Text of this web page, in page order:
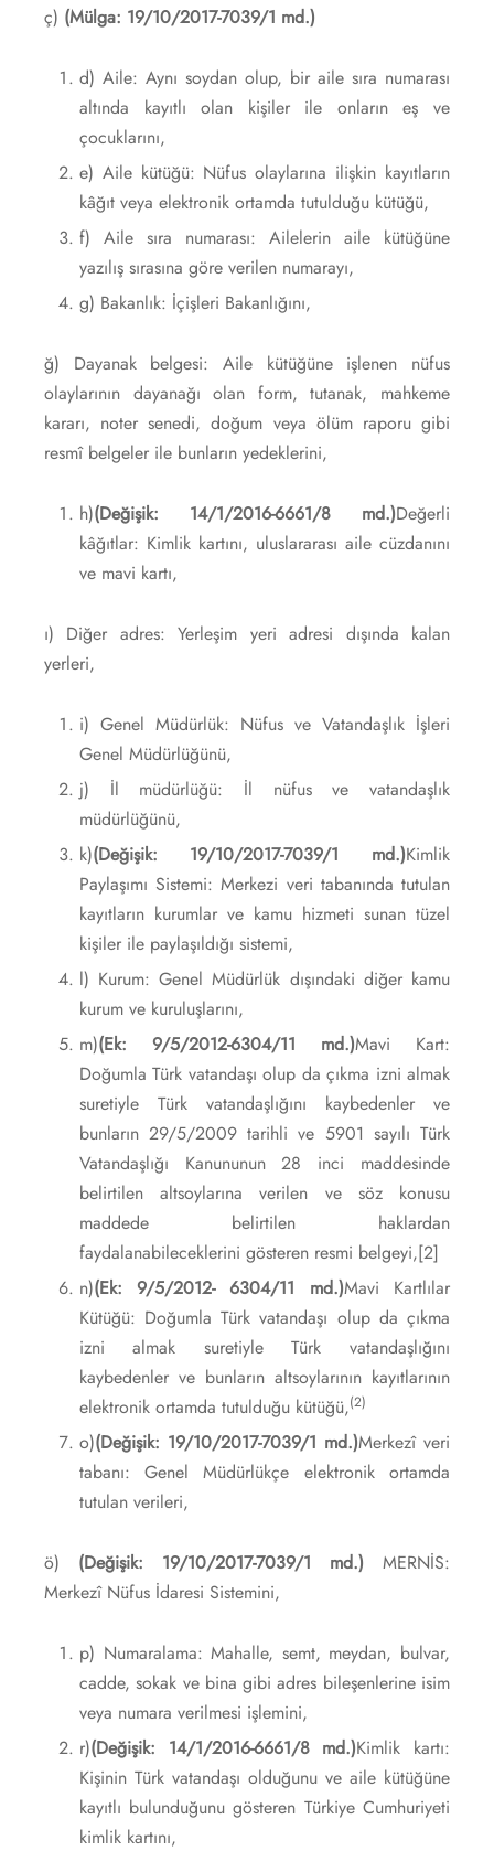
ç) (Mülga: 19/10/2017-7039/1 md.)
d) Aile: Aynı soydan olup, bir aile sıra numarası
altında kayıtlı olan kişiler ile onların eş ve
çocuklarını,
e) Aile kütüğü: Nüfus olaylarına ilişkin kayıtların
kâğıt veya elektronik ortamda tutulduğu kütüğü,
f) Aile sıra numarası: Ailelerin aile kütüğüne
yazılış sırasına göre verilen numarayı,
g) Bakanlık: İçişleri Bakanlığını,
ğ) Dayanak belgesi: Aile kütüğüne işlenen nüfus
olaylarının dayanağı olan form, tutanak, mahkeme
kararı, noter senedi, doğum veya ölüm raporu gibi
resmî belgeler ile bunların yedeklerini,
h)(Değişik: 14/1/2016-6661/8 md.)Değerli
kâğıtlar: Kimlik kartını, uluslararası aile cüzdanını
ve mavi kartı,
ı) Diğer adres: Yerleşim yeri adresi dışında kalan
yerleri,
i) Genel Müdürlük: Nüfus ve Vatandaşlık İşleri
Genel Müdürlüğünü,
j) İl müdürlüğü: İl nüfus ve vatandaşlık
müdürlüğünü,
k)(Değişik: 19/10/2017-7039/1 md.)Kimlik
Paylaşımı Sistemi: Merkezi veri tabanında tutulan
kayıtların kurumlar ve kamu hizmeti sunan tüzel
kişiler ile paylaşıldığı sistemi,
l) Kurum: Genel Müdürlük dışındaki diğer kamu
kurum ve kuruluşlarını,
m)(Ek: 9/5/2012-6304/11 md.)Mavi Kart:
Doğumla Türk vatandaşı olup da çıkma izni almak
suretiyle Türk vatandaşlığını kaybedenler ve
bunların 29/5/2009 tarihli ve 5901 sayılı Türk
Vatandaşlığı Kanununun 28 inci maddesinde
belirtilen altsoylarına verilen ve söz konusu
maddede belirtilen haklardan
faydalanabileceklerini gösteren resmi belgeyi,[2]
n)(Ek: 9/5/2012- 6304/11 md.)Mavi Kartlılar
Kütüğü: Doğumla Türk vatandaşı olup da çıkma
izni almak suretiyle Türk vatandaşlığını
kaybedenler ve bunların altsoylarının kayıtlarının
elektronik ortamda tutulduğu kütüğü,(2)
o)(Değişik: 19/10/2017-7039/1 md.)Merkezî veri
tabanı: Genel Müdürlükçe elektronik ortamda
tutulan verileri,
ö) (Değişik: 19/10/2017-7039/1 md.) MERNİS:
Merkezî Nüfus İdaresi Sistemini,
p) Numaralama: Mahalle, semt, meydan, bulvar,
cadde, sokak ve bina gibi adres bileşenlerine isim
veya numara verilmesi işlemini,
r)(Değişik: 14/1/2016-6661/8 md.)Kimlik kartı:
Kişinin Türk vatandaşı olduğunu ve aile kütüğüne
kayıtlı bulunduğunu gösteren Türkiye Cumhuriyeti
kimlik kartını,